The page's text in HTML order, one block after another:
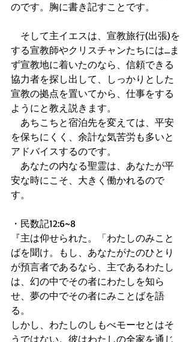
のです。胸に書き記すことです。
そして主イエスは、宣教旅行(出張)を
する宣教師やクリスチャンたちには...ま
ず宣教地に着いたのなら、信頼できる
協力者を探し出して、しっかりとした
宣教の拠点を置いてから、仕事をする
ようにと教え説きます。
あちこちと宿泊先を変えては、平安
を保ちにくく、余計な気苦労も多いと
アドバイスするのです。
あなたの内なる聖霊は、あなたが平
安な時にこそ、大きく働かれるので
す。
・民数記12:6~8
『主は仰せられた。「わたしのみこと
ばを聞け。もし、あなたがたのひとり
が預言者であるなら、主であるわたし
は、幻の中でその者にわたしを知ら
せ、夢の中でその者にみことばを語
る。
しかし、わたしのしもべモーセとはそ
うではない。彼はわたしの全家を通じ